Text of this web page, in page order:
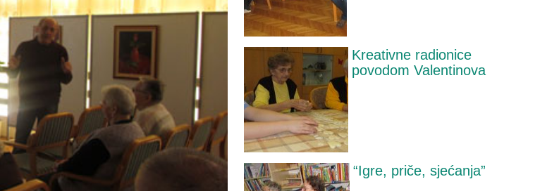
Kreativne radionice
povodom Valentinova
“Igre, priče, sjećanja”